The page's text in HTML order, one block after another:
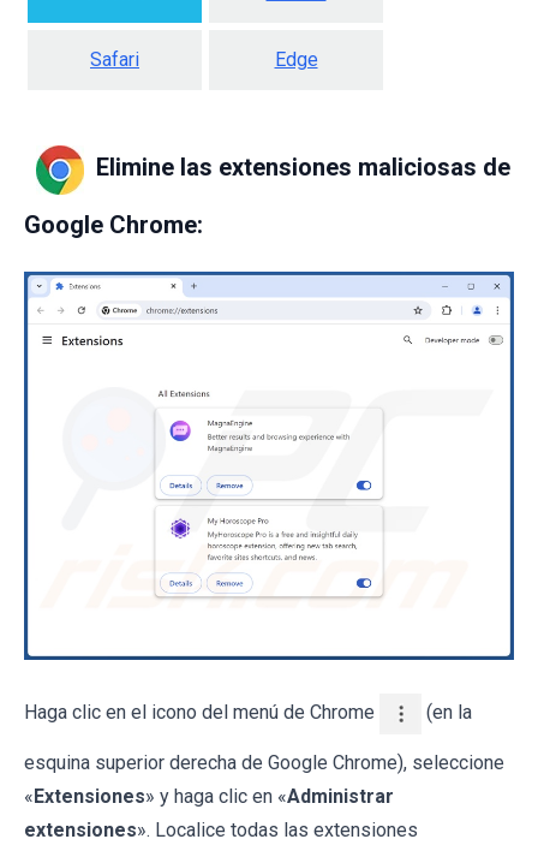
Safari Edge
Elimine las extensiones maliciosas de
Google Chrome:
Haga clic en el icono del menú de Chrome (en la
esquina superior derecha de Google Chrome), seleccione
« Extensiones» y haga clic en «Administrar
extensiones». Localice todas las extensiones